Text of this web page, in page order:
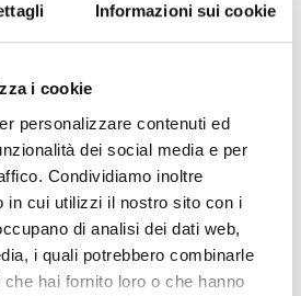
Informazioni sui cookie
i cookie
personalizzare contenuti ed
dei social media e per
Condividiamo inoltre
in cui utilizzi il nostro sito con i
di analisi dei dati web,
i quali potrebbero combinarle
hai fornito loro o che hanno